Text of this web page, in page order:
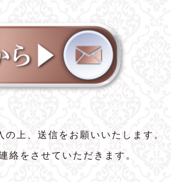
上、送信をお願いいたします。
絡をさせていただきます。